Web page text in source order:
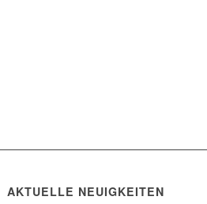
AKTUELLE NEUIGKEITEN